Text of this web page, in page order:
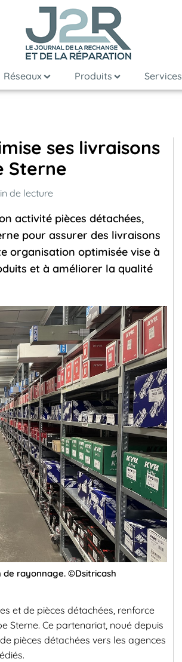
Réseaux Produits Services
ses livraisons
Sterne
de lecture
activité pièces détachées,
pour assurer des livraisons
organisation optimisée vise à
et à améliorer la qualité
de rayonnage. ©Dsitricash
et de pièces détachées, renforce
Sterne. Ce partenariat, noué depuis
pièces détachées vers les agences